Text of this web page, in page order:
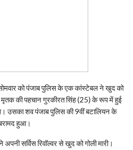
को पंजाब पुलिस के एक कांस्टेबल ने खुद को
मृतक की पहचान गुरकीरत सिंह (25) के रूप में हुई
उसका शव पंजाब पुलिस की 9वीं बटालियन के
हुआ।
सर्विस रिवॉल्वर से खुद को गोली मारी।